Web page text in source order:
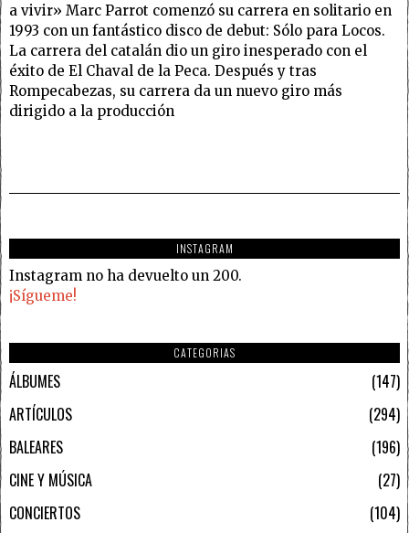
a vivir» Marc Parrot comenzó su carrera en solitario en
1993 con un fantástico disco de debut: Sólo para Locos.
La carrera del catalán dio un giro inesperado con el
éxito de El Chaval de la Peca. Después y tras
Rompecabezas, su carrera da un nuevo giro más
dirigido a la producción
INSTAGRAM
Instagram no ha devuelto un 200.
¡Sígueme!
CATEGORIAS
ÁLBUMES
147
ARTÍCULOS
294
BALEARES
196
CINE Y MÚSICA
27
CONCIERTOS
104